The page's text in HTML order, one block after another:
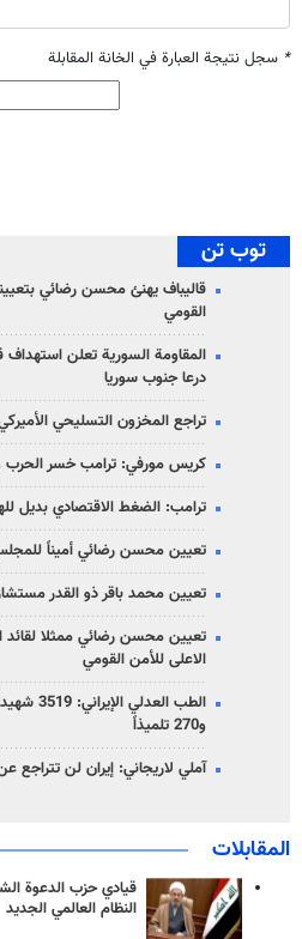
* سجل نتيجة العبارة في الخانة المقابلة
توب تن
قاليباف يهنئ محسن رضائي
القومي
المقاومة السورية تعلن
درعا جنوب سوريا
تراجع المخزون التسليحي
كريس مورفي: ترامب خسر الحرب
ترامب: الضغط الاقتصادي بديل
تعيين محسن رضائي أميناً للمجلس
تعيين محمد باقر ذو القدر
تعيين محسن رضائي ممثلا لقائد
الاعلى للأمن القومي
و270 تلميذاً
آملي لاريجاني: إيران لن
المقابلات
قيادي حزب الدعوة
النظام العالمي الجديد